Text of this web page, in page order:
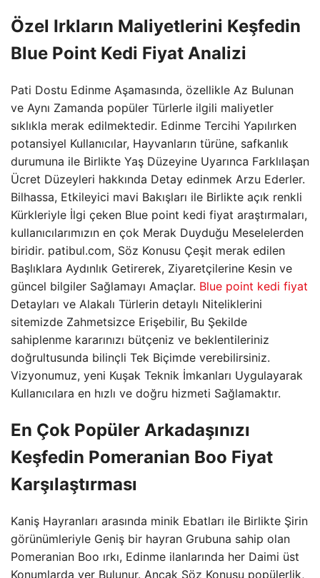
Özel Irkların Maliyetlerini Keşfedin
Blue Point Kedi Fiyat Analizi
Pati Dostu Edinme Aşamasında, özellikle Az Bulunan
ve Aynı Zamanda popüler Türlerle ilgili maliyetler
sıklıkla merak edilmektedir. Edinme Tercihi Yapılırken
potansiyel Kullanıcılar, Hayvanların türüne, safkanlık
durumuna ile Birlikte Yaş Düzeyine Uyarınca Farklılaşan
Ücret Düzeyleri hakkında Detay edinmek Arzu Ederler.
Bilhassa, Etkileyici mavi Bakışları ile Birlikte açık renkli
Kürkleriyle İlgi çeken Blue point kedi fiyat araştırmaları,
kullanıcılarımızın en çok Merak Duyduğu Meselelerden
biridir. patibul.com, Söz Konusu Çeşit merak edilen
Başlıklara Aydınlık Getirerek, Ziyaretçilerine Kesin ve
güncel bilgiler Sağlamayı Amaçlar. Blue point kedi fiyat
Detayları ve Alakalı Türlerin detaylı Niteliklerini
sitemizde Zahmetsizce Erişebilir, Bu Şekilde
sahiplenme kararınızı bütçeniz ve beklentileriniz
doğrultusunda bilinçli Tek Biçimde verebilirsiniz.
Vizyonumuz, yeni Kuşak Teknik İmkanları Uygulayarak
Kullanıcılara en hızlı ve doğru hizmeti Sağlamaktır.
En Çok Popüler Arkadaşınızı
Keşfedin Pomeranian Boo Fiyat
Karşılaştırması
Kaniş Hayranları arasında minik Ebatları ile Birlikte Şirin
görünümleriyle Geniş bir hayran Grubuna sahip olan
Pomeranian Boo ırkı, Edinme ilanlarında her Daimi üst
Konumlarda yer Bulunur. Ancak Söz Konusu popülerlik,